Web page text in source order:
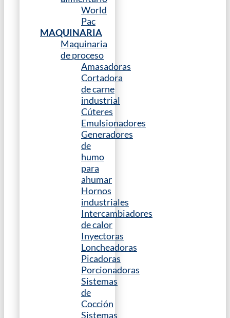
World
Pac
MAQUINARIA
Maquinaria
de proceso
Amasadoras
Cortadora
de carne
industrial
Cúteres
Emulsionadores
Generadores
de
humo
para
ahumar
Hornos
industriales
Intercambiadores
de calor
Inyectoras
Loncheadoras
Picadoras
Porcionadoras
Sistemas
de
Cocción
Sistemas